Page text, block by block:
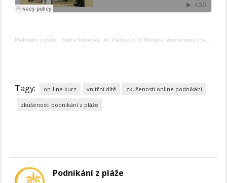
Podnikání z pláže | Stáňa Stiborová ·#3 Plážovníci ?s Monikou Nisznanskou o tvoření online kurzů a léčení vnitřního dítěte
Tagy: on-line kurz vnitřní dítě zkušenosti online podnikání
zkušenosti podnikání z pláže
Podnikání z pláže